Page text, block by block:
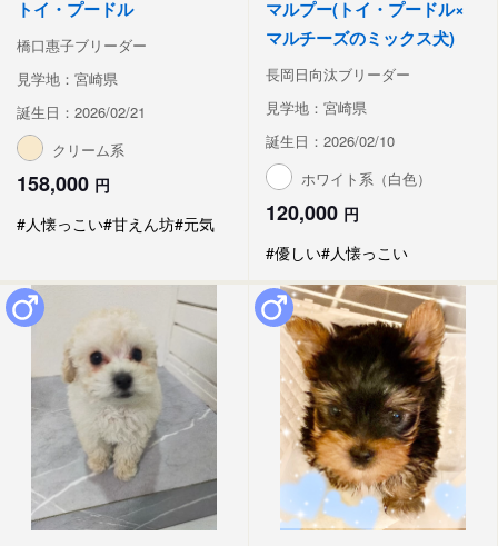
トイ・プードル
橋口惠子ブリーダー
見学地：宮崎県
誕生日：2026/02/21
クリーム系
158,000 円
#人懐っこい#甘えん坊#元気
マルプー(トイ・プードル×
マルチーズのミックス犬)
長岡日向汰ブリーダー
見学地：宮崎県
誕生日：2026/02/10
ホワイト系（白色）
120,000 円
#優しい#人懐っこい